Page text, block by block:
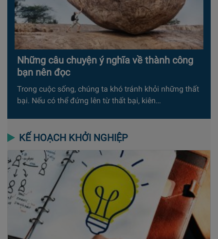
Những câu chuyện ý nghĩa về thành công
bạn nên đọc
Trong cuộc sống, chúng ta khó tránh khỏi những thất
bại. Nếu có thể đứng lên từ thất bại, kiên…
KẾ HOẠCH KHỞI NGHIỆP